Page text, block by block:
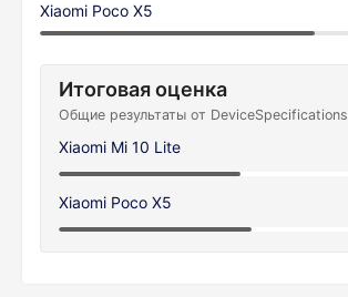
Xiaomi Poco X5
Итоговая оценка
Общие результаты от DeviceSpecifications
Xiaomi Mi 10 Lite
Xiaomi Poco X5